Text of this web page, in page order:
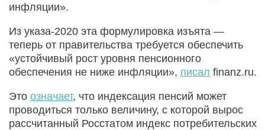
инфляции».
Из указа-2020 эта формулировка изъята —
теперь от правительства требуется обеспечить
«устойчивый рост уровня пенсионного
обеспечения не ниже инфляции», писал finanz.ru.
Это означает, что индексация пенсий может
проводиться только величину, с которой вырос
рассчитанный Росстатом индекс потребительских